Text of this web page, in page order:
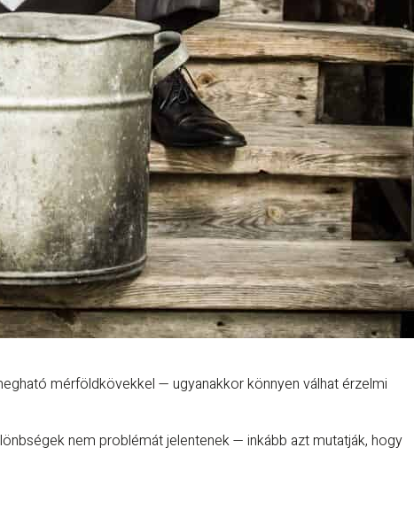
mérföldkövekkel — ugyanakkor könnyen válhat érzelmi
nem problémát jelentenek — inkább azt mutatják, hogy